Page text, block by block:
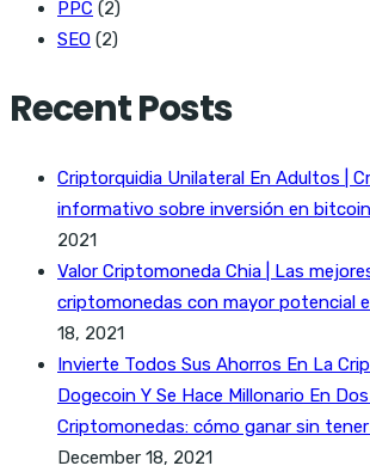
PPC (2)
SEO (2)
Recent Posts
Criptorquidia Unilateral En Adultos |
informativo sobre inversión en bitcoin
2021
Valor Criptomoneda Chia | Las
criptomonedas con mayor potencial
18, 2021
Invierte Todos Sus Ahorros En La
Dogecoin Y Se Hace Millonario En Dos
Criptomonedas: cómo ganar sin
December 18, 2021